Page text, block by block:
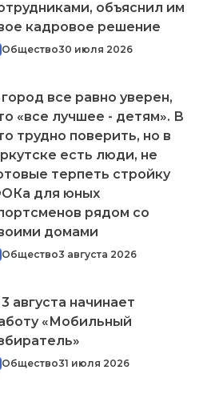
объяснил им
кадровое решение
Общество30 июля 2026
все равно уверен,
«все лучшее - детям». В
трудно поверить, но в
есть люди, не
терпеть стройку
для юных
рядом со
домами
Общество3 августа 2026
августа начинает
«Мобильный
Общество31 июля 2026